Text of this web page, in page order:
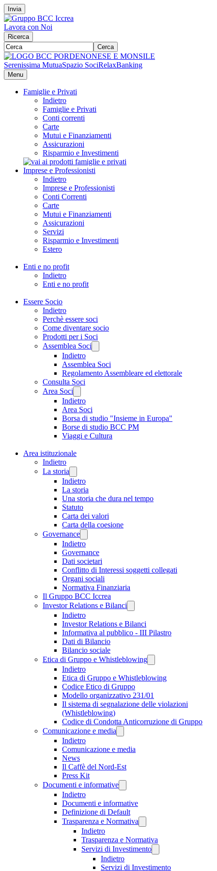
Invia
Lavora con Noi
Ricerca
Cerca
Serenissima MutuaSpazio SociRelaxBanking
Menu
Famiglie e Privati
Indietro
Famiglie e Privati
Conti correnti
Carte
Mutui e Finanziamenti
Assicurazioni
Risparmio e Investimenti
Imprese e Professionisti
Indietro
Imprese e Professionisti
Conti Correnti
Carte
Mutui e Finanziamenti
Assicurazioni
Servizi
Risparmio e Investimenti
Estero
Enti e no profit
Indietro
Enti e no profit
Essere Socio
Indietro
Perchè essere soci
Come diventare socio
Prodotti per i Soci
Assemblea Soci
Indietro
Assemblea Soci
Regolamento Assembleare ed elettorale
Consulta Soci
Area Soci
Indietro
Area Soci
Borsa di studio "Insieme in Europa"
Borse di studio BCC PM
Viaggi e Cultura
Area istituzionale
Indietro
La storia
Indietro
La storia
Una storia che dura nel tempo
Statuto
Carta dei valori
Carta della coesione
Governance
Indietro
Governance
Dati societari
Conflitto di Interessi soggetti collegati
Organi sociali
Normativa Finanziaria
Il Gruppo BCC Iccrea
Investor Relations e Bilanci
Indietro
Investor Relations e Bilanci
Informativa al pubblico - III Pilastro
Dati di Bilancio
Bilancio sociale
Etica di Gruppo e Whistleblowing
Indietro
Etica di Gruppo e Whistleblowing
Codice Etico di Gruppo
Modello organizzativo 231/01
Il sistema di segnalazione delle violazioni
(Whistleblowing)
Codice di Condotta Anticorruzione di Gruppo
Comunicazione e media
Indietro
Comunicazione e media
News
Il Caffè del Nord-Est
Press Kit
Documenti e informative
Indietro
Documenti e informative
Definizione di Default
Trasparenza e Normativa
Indietro
Trasparenza e Normativa
Servizi di Investimento
Indietro
Servizi di Investimento